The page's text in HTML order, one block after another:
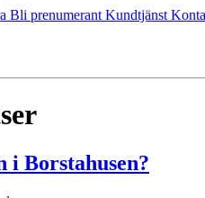
Bli prenumerant Kundtjänst
i Borstahusen?